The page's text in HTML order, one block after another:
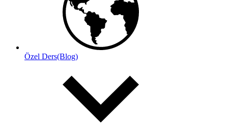
Özel Ders(Blog)